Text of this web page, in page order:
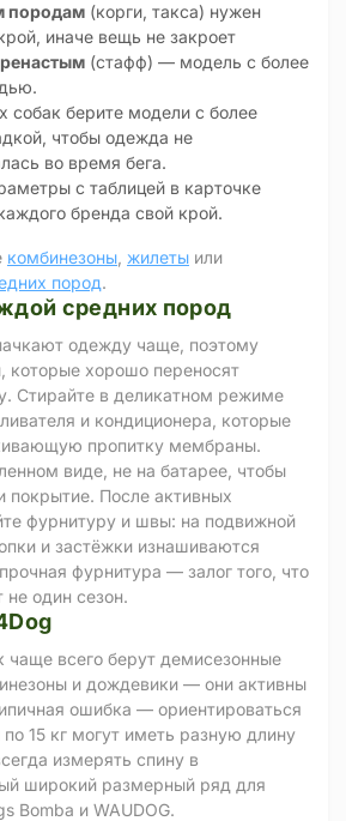
породам (корги, такса) нужен
иначе вещь не закроет
(стафф) — модель с более
собак берите модели с более
чтобы одежда не
во время бега.
с таблицей в карточке
бренда свой крой.
комбинезоны жилеты или
пород.
средних пород
одежду чаще, поэтому
которые хорошо переносят
Стирайте в деликатном режиме
и кондиционера, которые
пропитку мембраны.
виде, не на батарее, чтобы
покрытие. После активных
фурнитуру и швы: на подвижной
и застёжки изнашиваются
фурнитура — залог того, что
один сезон.
чаще всего берут демисезонные
и дождевики — они активны
ошибка — ориентироваться
15 кг могут иметь разную длину
измерять спину в
широкий размерный ряд для
Bomba и WAUDOG.